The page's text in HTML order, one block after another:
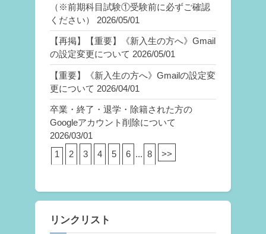
（※前期科目試験①受験前に必ずご確認
ください）
2026/05/01
【再掲】【重要】《新入生の方へ》Gmail
の設定変更について 2026/05/01
【重要】《新入生の方へ》Gmailの設定変
更について 2026/04/01
卒業・終了・退学・除籍された方の
Googleアカウント削除について
2026/03/01
1
2 3 4 5 6 ... 8 >>
リンクリスト